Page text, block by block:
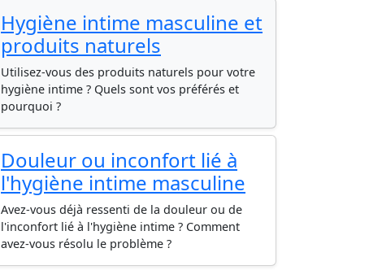
Hygiène intime masculine et
produits naturels
Utilisez-vous des produits naturels pour votre
hygiène intime ? Quels sont vos préférés et
pourquoi ?
Douleur ou inconfort lié à
l'hygiène intime masculine
Avez-vous déjà ressenti de la douleur ou de
l'inconfort lié à l'hygiène intime ? Comment
avez-vous résolu le problème ?